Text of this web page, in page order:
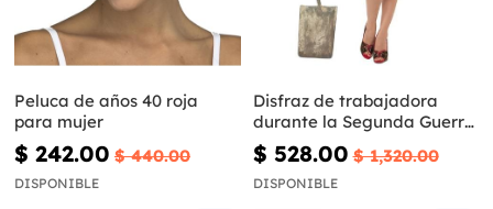
Peluca de años 40 roja
para mujer
$ 242.00 $ 440.00
DISPONIBLE
Disfraz de trabajadora
durante la Segunda Guerra
Mundial
$ 528.00 $ 1,320.00
DISPONIBLE